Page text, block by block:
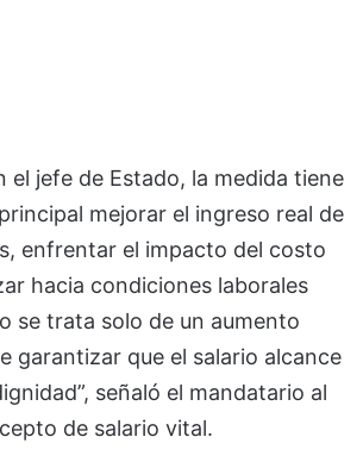
el jefe de Estado, la medida tiene
mejorar el ingreso real de
enfrentar el impacto del costo
hacia condiciones laborales
se trata solo de un aumento
garantizar que el salario alcance
señaló el mandatario al
de salario vital.